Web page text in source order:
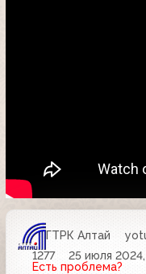
ГТРК Алтай
1277
25 июля 2024,
Есть проблема?